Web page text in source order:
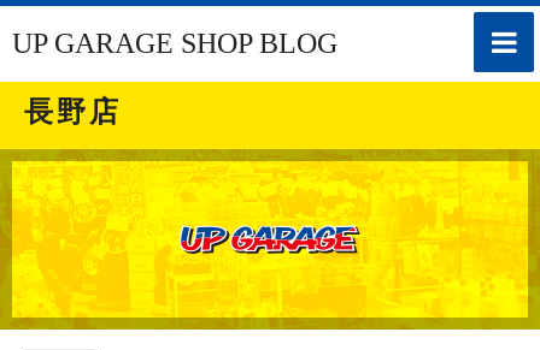
toggle
UP GARAGE SHOP BLOG
長野店